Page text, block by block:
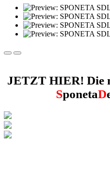
JETZT HIER! Die
SponetaD